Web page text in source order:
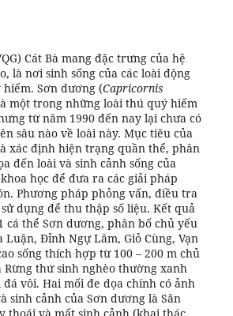
Cát Bà mang đặc trưng của hệ
là nơi sinh sống của các loài động
Sơn dương (Capricornis
một trong những loài thú quý hiếm
từ năm 1990 đến nay lại chưa có
sâu nào về loài này. Mục tiêu của
xác định hiện trạng quần thể, phân
đến loài và sinh cảnh sống của
học để đưa ra các giải pháp
Phương pháp phỏng vấn, điều tra
dụng để thu thập số liệu. Kết quả
cá thể Sơn dương, phân bố chủ yếu
Luận, Đỉnh Ngự Lâm, Giỏ Cùng, Vạn
sống thích hợp từ 100 – 200 m chủ
Rừng thứ sinh nghèo thường xanh
vôi. Hai mối đe dọa chính có ảnh
sinh cảnh của Sơn dương là Săn